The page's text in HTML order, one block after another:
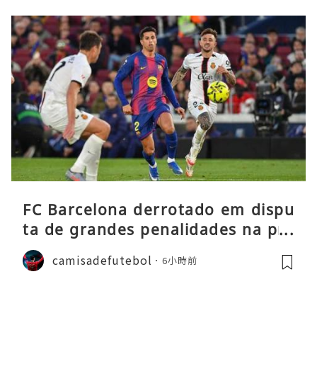
FC Barcelona derrotado em dispu
ta de grandes penalidades na pré
-época
camisadefutebol 6小時前